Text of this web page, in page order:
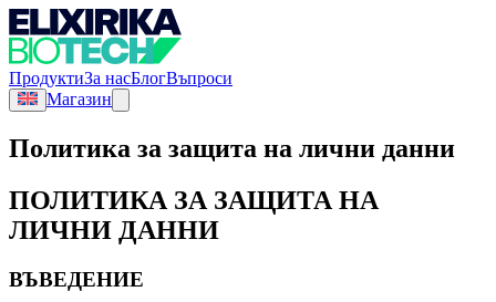
ПродуктиЗа насБлогВъпроси
Магазин
Политика за защита на лични данни
ПОЛИТИКА ЗА ЗАЩИТА НА
ЛИЧНИ ДАННИ
ВЪВЕДЕНИЕ